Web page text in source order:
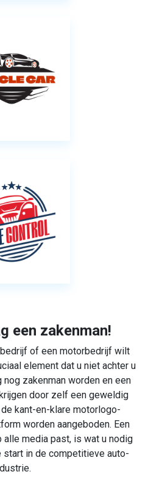
een zakenman!
of een motorbedrijf wilt
element dat u niet achter u
nog zakenman worden en een
door zelf een geweldig
kant-en-klare motorlogo-
worden aangeboden. Een
media past, is wat u nodig
in de competitieve auto-